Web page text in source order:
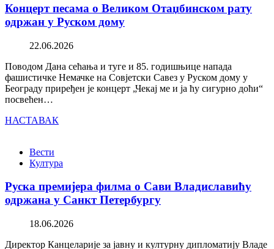
Концерт песама о Великом Отаџбинском рату
одржан у Руском дому
22.06.2026
Поводом Дана сећања и туге и 85. годишњице напада
фашистичке Немачке на Совјетски Савез у Руском дому у
Београду приређен је концерт „Чекај ме и ја ћу сигурно доћи“
посвећен…
НАСТАВАК
Вести
Култура
Руска премијера филма о Сави Владиславићу
одржана у Санкт Петербургу
18.06.2026
Директор Канцеларије за јавну и културну дипломатију Владе